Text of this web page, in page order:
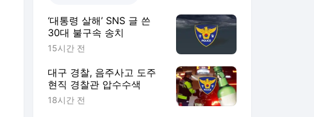
‘대통령 살해’ SNS 글 쓴
30대 불구속 송치
15시간 전
대구 경찰, 음주사고 도주
현직 경찰관 압수수색
18시간 전